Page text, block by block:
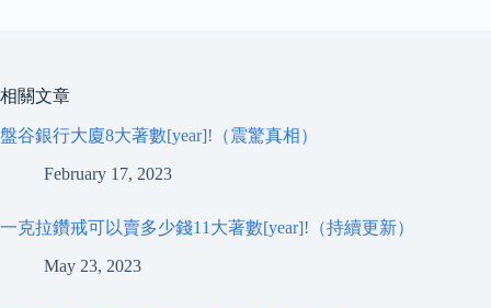
相關文章
盤谷銀行大廈8大著數[year]!（震驚真相）
February 17, 2023
一克拉鑽戒可以賣多少錢11大著數[year]!（持續更新）
May 23, 2023